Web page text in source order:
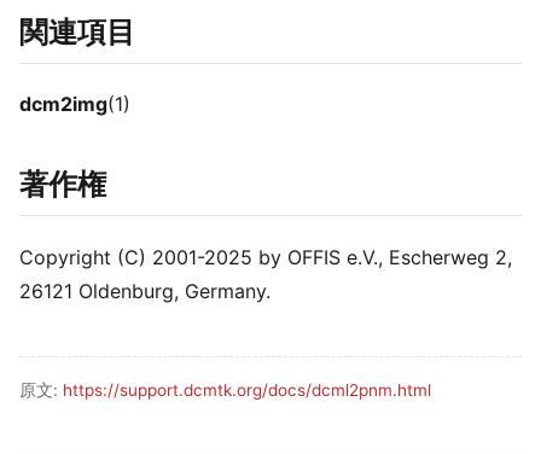
関連項目
dcm2img(1)
著作権
Copyright (C) 2001-2025 by OFFIS e.V., Escherweg 2,
26121 Oldenburg, Germany.
原文: https://support.dcmtk.org/docs/dcml2pnm.html